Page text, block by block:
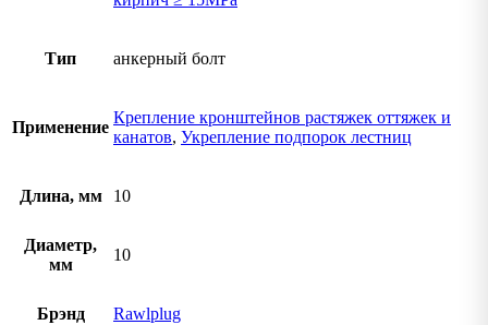
Тип анкерный болт
Применение
Крепление кронштейнов растяжек оттяжек и
канатов, Укрепление подпорок лестниц
Длина, мм 10
Диаметр,
мм
10
Брэнд Rawlplug